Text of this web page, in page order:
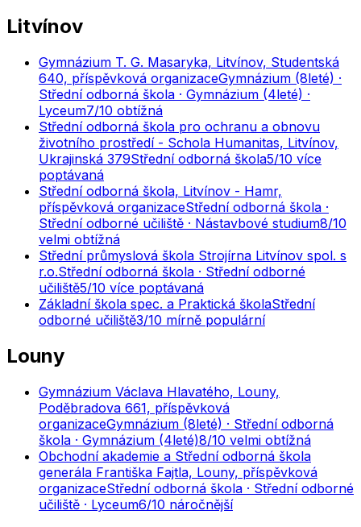
Litvínov
Gymnázium T. G. Masaryka, Litvínov, Studentská
640, příspěvková organizaceGymnázium (8leté) ·
Střední odborná škola · Gymnázium (4leté) ·
Lyceum7/10 obtížná
Střední odborná škola pro ochranu a obnovu
životního prostředí - Schola Humanitas, Litvínov,
Ukrajinská 379Střední odborná škola5/10 více
poptávaná
Střední odborná škola, Litvínov - Hamr,
příspěvková organizaceStřední odborná škola ·
Střední odborné učiliště · Nástavbové studium8/10
velmi obtížná
Střední průmyslová škola Strojírna Litvínov spol. s
r.o.Střední odborná škola · Střední odborné
učiliště5/10 více poptávaná
Základní škola spec. a Praktická školaStřední
odborné učiliště3/10 mírně populární
Louny
Gymnázium Václava Hlavatého, Louny,
Poděbradova 661, příspěvková
organizaceGymnázium (8leté) · Střední odborná
škola · Gymnázium (4leté)8/10 velmi obtížná
Obchodní akademie a Střední odborná škola
generála Františka Fajtla, Louny, příspěvková
organizaceStřední odborná škola · Střední odborné
učiliště · Lyceum6/10 náročnější